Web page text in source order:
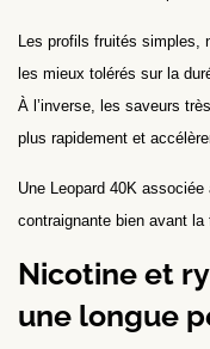
Les profils fruités simples,
les mieux tolérés sur la
À l’inverse, les saveurs
plus rapidement et
Une Leopard 40K
contraignante bien avant
Nicotine et
une longue